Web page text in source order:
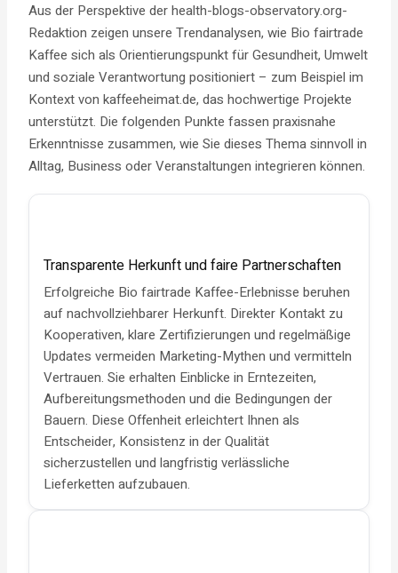
Aus der Perspektive der health-blogs-observatory.org-
Redaktion zeigen unsere Trendanalysen, wie Bio fairtrade
Kaffee sich als Orientierungspunkt für Gesundheit, Umwelt
und soziale Verantwortung positioniert – zum Beispiel im
Kontext von kaffeeheimat.de, das hochwertige Projekte
unterstützt. Die folgenden Punkte fassen praxisnahe
Erkenntnisse zusammen, wie Sie dieses Thema sinnvoll in
Alltag, Business oder Veranstaltungen integrieren können.
Transparente Herkunft und faire Partnerschaften
Erfolgreiche Bio fairtrade Kaffee-Erlebnisse beruhen
auf nachvollziehbarer Herkunft. Direkter Kontakt zu
Kooperativen, klare Zertifizierungen und regelmäßige
Updates vermeiden Marketing-Mythen und vermitteln
Vertrauen. Sie erhalten Einblicke in Erntezeiten,
Aufbereitungsmethoden und die Bedingungen der
Bauern. Diese Offenheit erleichtert Ihnen als
Entscheider, Konsistenz in der Qualität
sicherzustellen und langfristig verlässliche
Lieferketten aufzubauen.